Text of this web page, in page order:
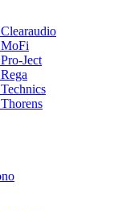
MoFi
Ject